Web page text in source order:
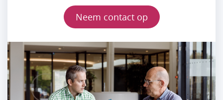
Neem contact op